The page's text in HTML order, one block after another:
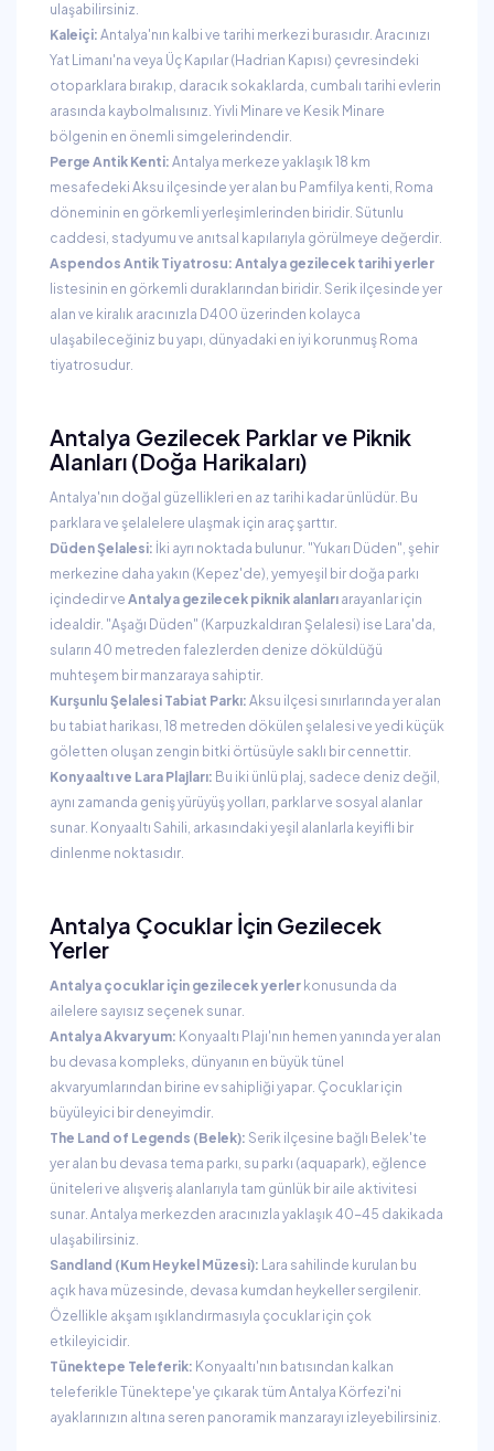
ulaşabilirsiniz.
Kaleiçi: Antalya'nın kalbi ve tarihi merkezi burasıdır. Aracınızı
Yat Limanı'na veya Üç Kapılar (Hadrian Kapısı) çevresindeki
otoparklara bırakıp, daracık sokaklarda, cumbalı tarihi evlerin
arasında kaybolmalısınız. Yivli Minare ve Kesik Minare
bölgenin en önemli simgelerindendir.
Perge Antik Kenti: Antalya merkeze yaklaşık 18 km
mesafedeki Aksu ilçesinde yer alan bu Pamfilya kenti, Roma
döneminin en görkemli yerleşimlerinden biridir. Sütunlu
caddesi, stadyumu ve anıtsal kapılarıyla görülmeye değerdir.
Aspendos Antik Tiyatrosu: Antalya gezilecek tarihi yerler
listesinin en görkemli duraklarından biridir. Serik ilçesinde yer
alan ve kiralık aracınızla D400 üzerinden kolayca
ulaşabileceğiniz bu yapı, dünyadaki en iyi korunmuş Roma
tiyatrosudur.
Antalya Gezilecek Parklar ve Piknik
Alanları (Doğa Harikaları)
Antalya'nın doğal güzellikleri en az tarihi kadar ünlüdür. Bu
parklara ve şelalelere ulaşmak için araç şarttır.
Düden Şelalesi: İki ayrı noktada bulunur. "Yukarı Düden", şehir
merkezine daha yakın (Kepez'de), yemyeşil bir doğa parkı
içindedir ve Antalya gezilecek piknik alanları arayanlar için
idealdir. "Aşağı Düden" (Karpuzkaldıran Şelalesi) ise Lara'da,
suların 40 metreden falezlerden denize döküldüğü
muhteşem bir manzaraya sahiptir.
Kurşunlu Şelalesi Tabiat Parkı: Aksu ilçesi sınırlarında yer alan
bu tabiat harikası, 18 metreden dökülen şelalesi ve yedi küçük
göletten oluşan zengin bitki örtüsüyle saklı bir cennettir.
Konyaaltı ve Lara Plajları: Bu iki ünlü plaj, sadece deniz değil,
aynı zamanda geniş yürüyüş yolları, parklar ve sosyal alanlar
sunar. Konyaaltı Sahili, arkasındaki yeşil alanlarla keyifli bir
dinlenme noktasıdır.
Antalya Çocuklar İçin Gezilecek
Yerler
Antalya çocuklar için gezilecek yerler konusunda da
ailelere sayısız seçenek sunar.
Antalya Akvaryum: Konyaaltı Plajı'nın hemen yanında yer alan
bu devasa kompleks, dünyanın en büyük tünel
akvaryumlarından birine ev sahipliği yapar. Çocuklar için
büyüleyici bir deneyimdir.
The Land of Legends (Belek): Serik ilçesine bağlı Belek'te
yer alan bu devasa tema parkı, su parkı (aquapark), eğlence
üniteleri ve alışveriş alanlarıyla tam günlük bir aile aktivitesi
sunar. Antalya merkezden aracınızla yaklaşık 40-45 dakikada
ulaşabilirsiniz.
Sandland (Kum Heykel Müzesi): Lara sahilinde kurulan bu
açık hava müzesinde, devasa kumdan heykeller sergilenir.
Özellikle akşam ışıklandırmasıyla çocuklar için çok
etkileyicidir.
Tünektepe Teleferik: Konyaaltı'nın batısından kalkan
teleferikle Tünektepe'ye çıkarak tüm Antalya Körfezi'ni
ayaklarınızın altına seren panoramik manzarayı izleyebilirsiniz.